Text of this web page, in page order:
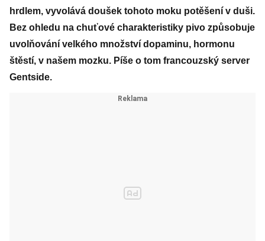
hrdlem, vyvolává doušek tohoto moku potěšení v duši.
Bez ohledu na chuťové charakteristiky pivo způsobuje
uvolňování velkého množství dopaminu, hormonu
štěstí, v našem mozku. Píše o tom francouzský server
Gentside.